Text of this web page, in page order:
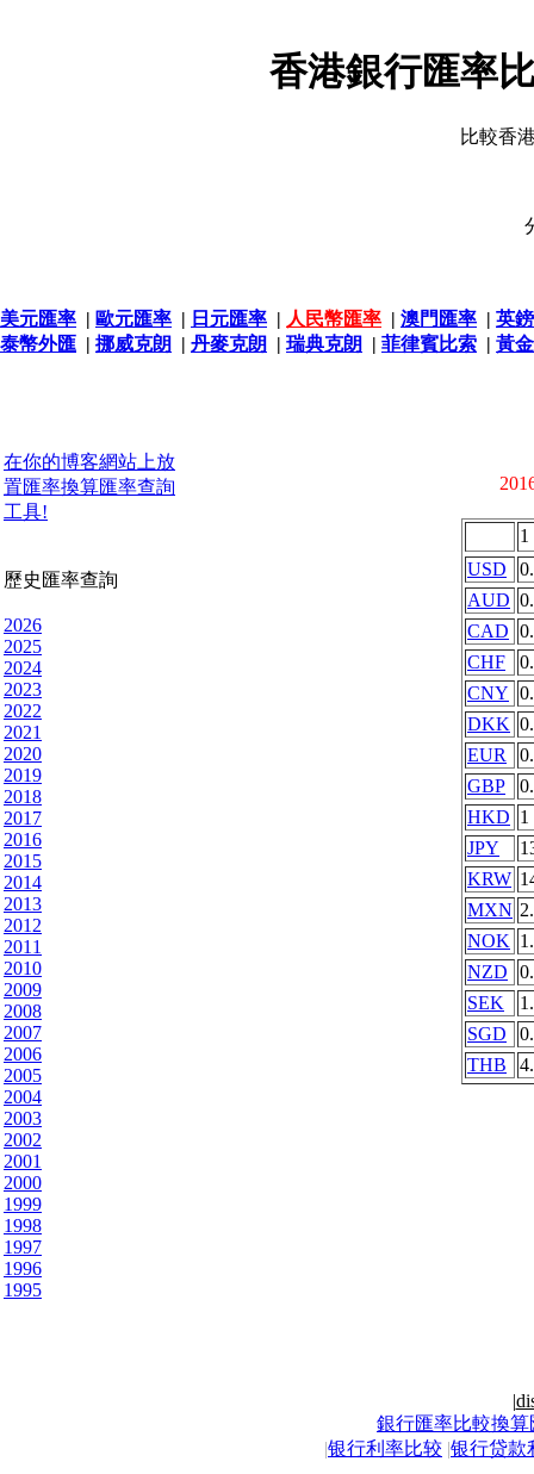
香港銀行匯率
比較香
美元匯率 | 歐元匯率 | 日元匯率 | 人民幣匯率 | 澳門匯率 | 英
泰幣外匯 | 挪威克朗 | 丹麥克朗 | 瑞典克朗 | 菲律賓比索 | 黃
在你的博客網站上放
置匯率換算匯率查詢
工具!
歷史匯率查詢
2026
2025
2024
2023
2022
2021
2020
2019
2018
2017
2016
2015
2014
2013
2012
2011
2010
2009
2008
2007
2006
2005
2004
2003
2002
2001
2000
1999
1998
1997
1996
1995
1
USD
AUD
CAD
CHF
CNY
DKK
EUR
GBP
HKD 1
JPY
KRW
MXN
NOK
NZD
SEK
SGD
THB
|
銀行匯率比較換算
|银行利率比较 |银行贷款